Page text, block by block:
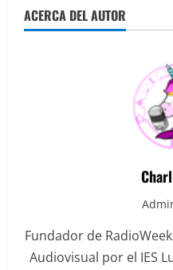
ACERCA DEL AUTOR
Fundador de
Audiovisual por el IES